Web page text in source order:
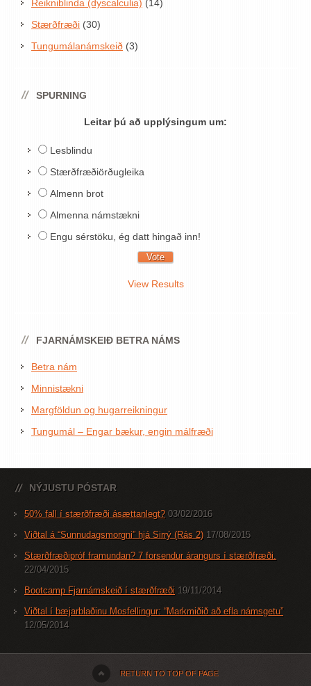
Reikniblinda (dyscalculia) (14)
Stærðfræði (30)
Tungumálanámskeið (3)
SPURNING
Leitar þú að upplýsingum um:
Lesblindu
Stærðfræðiörðugleika
Almenn brot
Almenna námstækni
Engu sérstöku, ég datt hingað inn!
View Results
FJARNÁMSKEIÐ BETRA NÁMS
Betra nám
Minnistækni
Margföldun og hugarreikningur
Tungumál – Engar bækur, engin málfræði
NÝJUSTU PÓSTAR
50% fall í stærðfræði ásættanlegt? 03/02/2016
Viðtal á “Sunnudagsmorgni” hjá Sirrý (Rás 2) 17/08/2015
Stærðfræðipróf framundan? 7 forsendur árangurs í stærðfræði.
22/04/2015
Bootcamp Fjarnámskeið í stærðfræði 19/11/2014
Viðtal í bæjarblaðinu Mosfellingur: “Markmiðið að efla námsgetu”
12/05/2014
RETURN TO TOP OF PAGE